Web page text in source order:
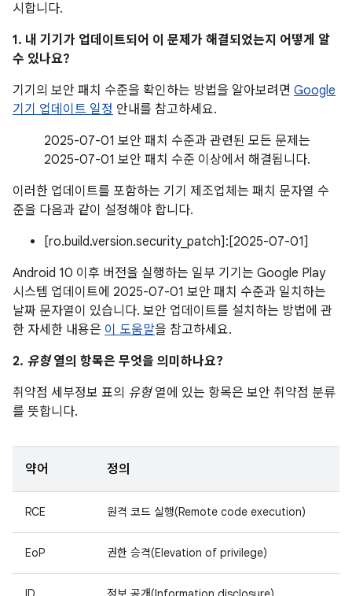
시합니다.
1. 내 기기가 업데이트되어 이 문제가 해결되었는지 어떻게 알
수 있나요?
기기의 보안 패치 수준을 확인하는 방법을 알아보려면 Google
기기 업데이트 일정 안내를 참고하세요.
2025-07-01 보안 패치 수준과 관련된 모든 문제는
2025-07-01 보안 패치 수준 이상에서 해결됩니다.
이러한 업데이트를 포함하는 기기 제조업체는 패치 문자열 수
준을 다음과 같이 설정해야 합니다.
[ro.build.version.security_patch]:[2025-07-01]
Android 10 이후 버전을 실행하는 일부 기기는 Google Play
시스템 업데이트에 2025-07-01 보안 패치 수준과 일치하는
날짜 문자열이 있습니다. 보안 업데이트를 설치하는 방법에 관
한 자세한 내용은 이 도움말을 참고하세요.
2. 유형열의 항목은 무엇을 의미하나요?
취약점 세부정보 표의 유형열에 있는 항목은 보안 취약점 분류
를 뜻합니다.
약어 정의
RCE 원격 코드 실행(Remote code execution)
EoP 권한 승격(Elevation of privilege)